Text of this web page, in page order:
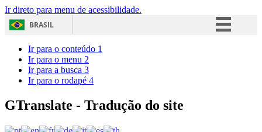
Ir direto para menu de acessibilidade.
BRASIL
Acesso à informação
Ir para o conteúdo 1
Ir para o menu 2
Ir para a busca 3
Ir para o rodapé 4
GTranslate - Tradução do site